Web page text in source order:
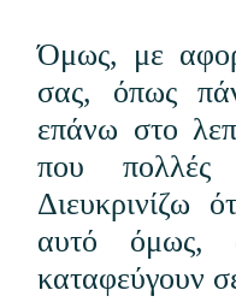
Όμως, με
σας, όπως
επάνω στο
που πολλές
Διευκρινίζω
αυτό όμως,
καταφεύγουν